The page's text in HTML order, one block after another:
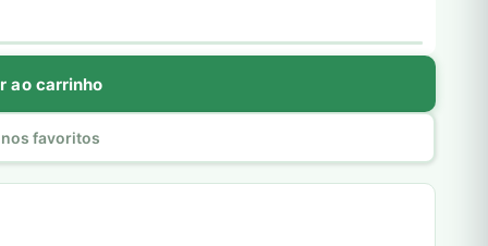
ao carrinho
favoritos